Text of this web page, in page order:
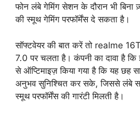
फोन लंबे गेमिंग सेशन के दौरान भी बिना
की स्मूथ गेमिंग परफॉर्मेंस दे सकता है।
सॉफ्टवेयर की बात करें तो realme
7.0 पर चलता है। कंपनी का दावा है कि
से ऑप्टिमाइज़ किया गया है कि यह छह
अनुभव सुनिश्चित कर सके, जिससे लंबे
स्मूथ परफॉर्मेंस की गारंटी मिलती है।